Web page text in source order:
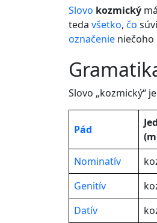
Slovo kozmický
teda všetko, čo
označenie niečoho
Slovo „kozmický“
Pád
Nominatív
Genitív
Datív